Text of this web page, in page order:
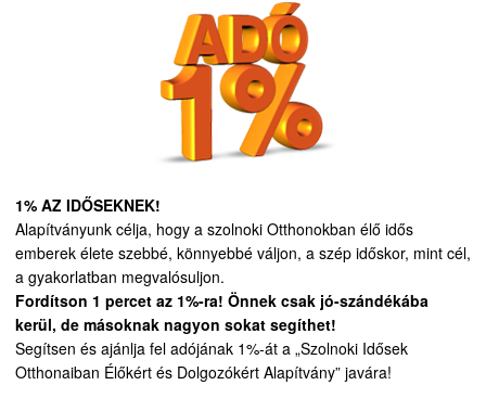
1% AZ IDŐSEKNEK!
Alapítványunk célja, hogy a szolnoki Otthonokban élő idős
emberek élete szebbé, könnyebbé váljon, a szép időskor, mint cél,
a gyakorlatban megvalósuljon.
Fordítson 1 percet az 1%-ra! Önnek csak jó-szándékába
kerül, de másoknak nagyon sokat segíthet!
Segítsen és ajánlja fel adójának 1%-át a „Szolnoki Idősek
Otthonaiban Élőkért és Dolgozókért Alapítvány” javára!